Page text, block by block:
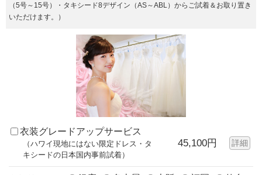
（5号～15号）・タキシード8デザイン（AS～ABL）からご試着＆お取り置き
いただけます。）
衣装グレードアップサービス
（ハワイ現地にはない限定ドレス・タ
キシードの日本国内事前試着）
45,100円 詳細